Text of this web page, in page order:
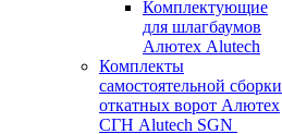
Комплектующие
для шлагбаумов
Алютех Alutech
Комплекты
самостоятельной сборки
откатных ворот Алютех
СГН Alutech SGN